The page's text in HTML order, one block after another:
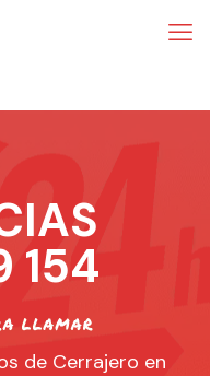
154
de Cerrajero en